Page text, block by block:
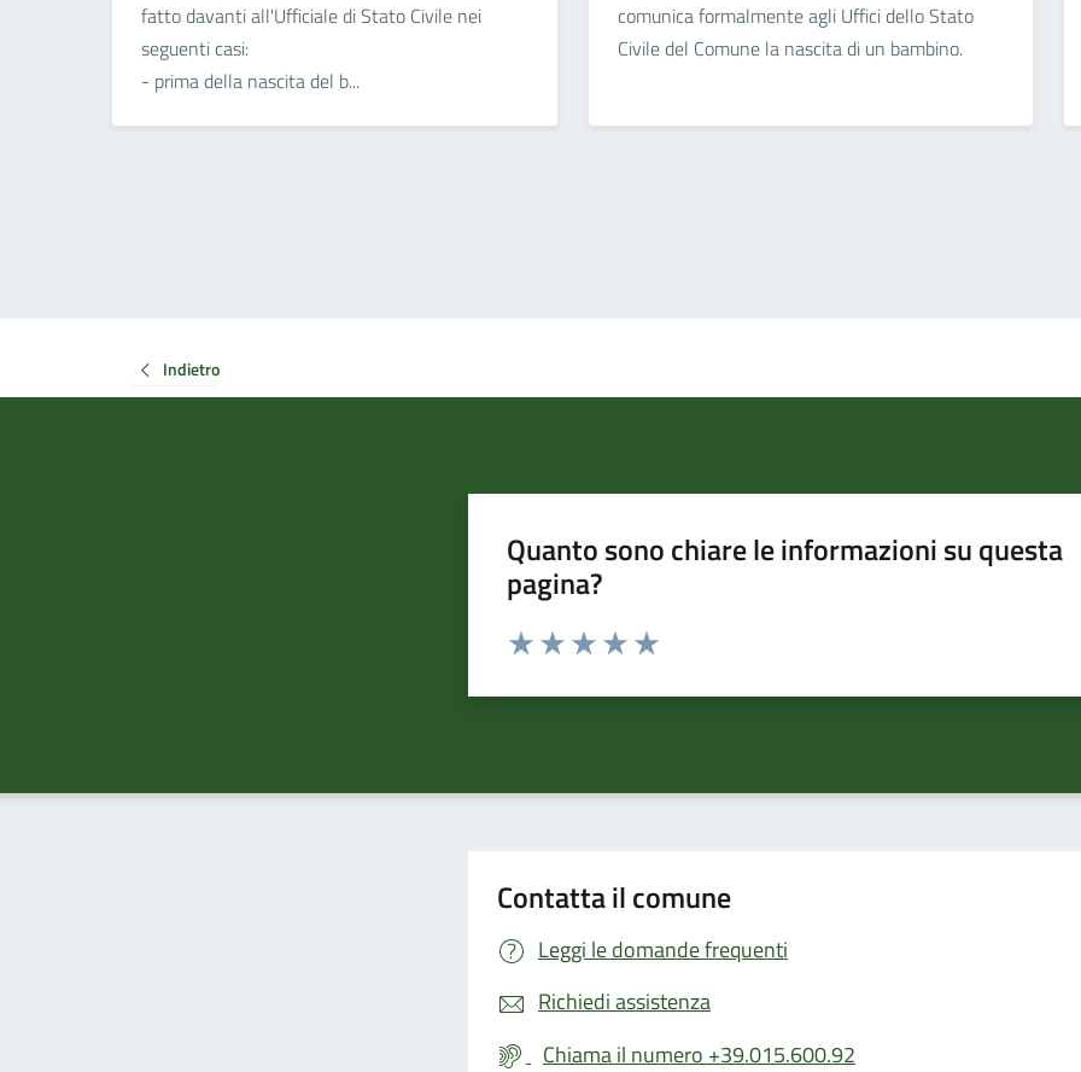
fatto davanti all'Ufficiale di Stato Civile nei
seguenti casi:
- prima della nascita del b...
comunica formalmente agli Uffici dello Stato
Civile del Comune la nascita di un bambino.
Indietro
Quanto sono chiare le informazioni su questa
pagina?
Valuta da 1 a 5 stelle la pagina
Contatta il comune
Leggi le domande frequenti
Richiedi assistenza
Chiama il numero +39.015.600.92